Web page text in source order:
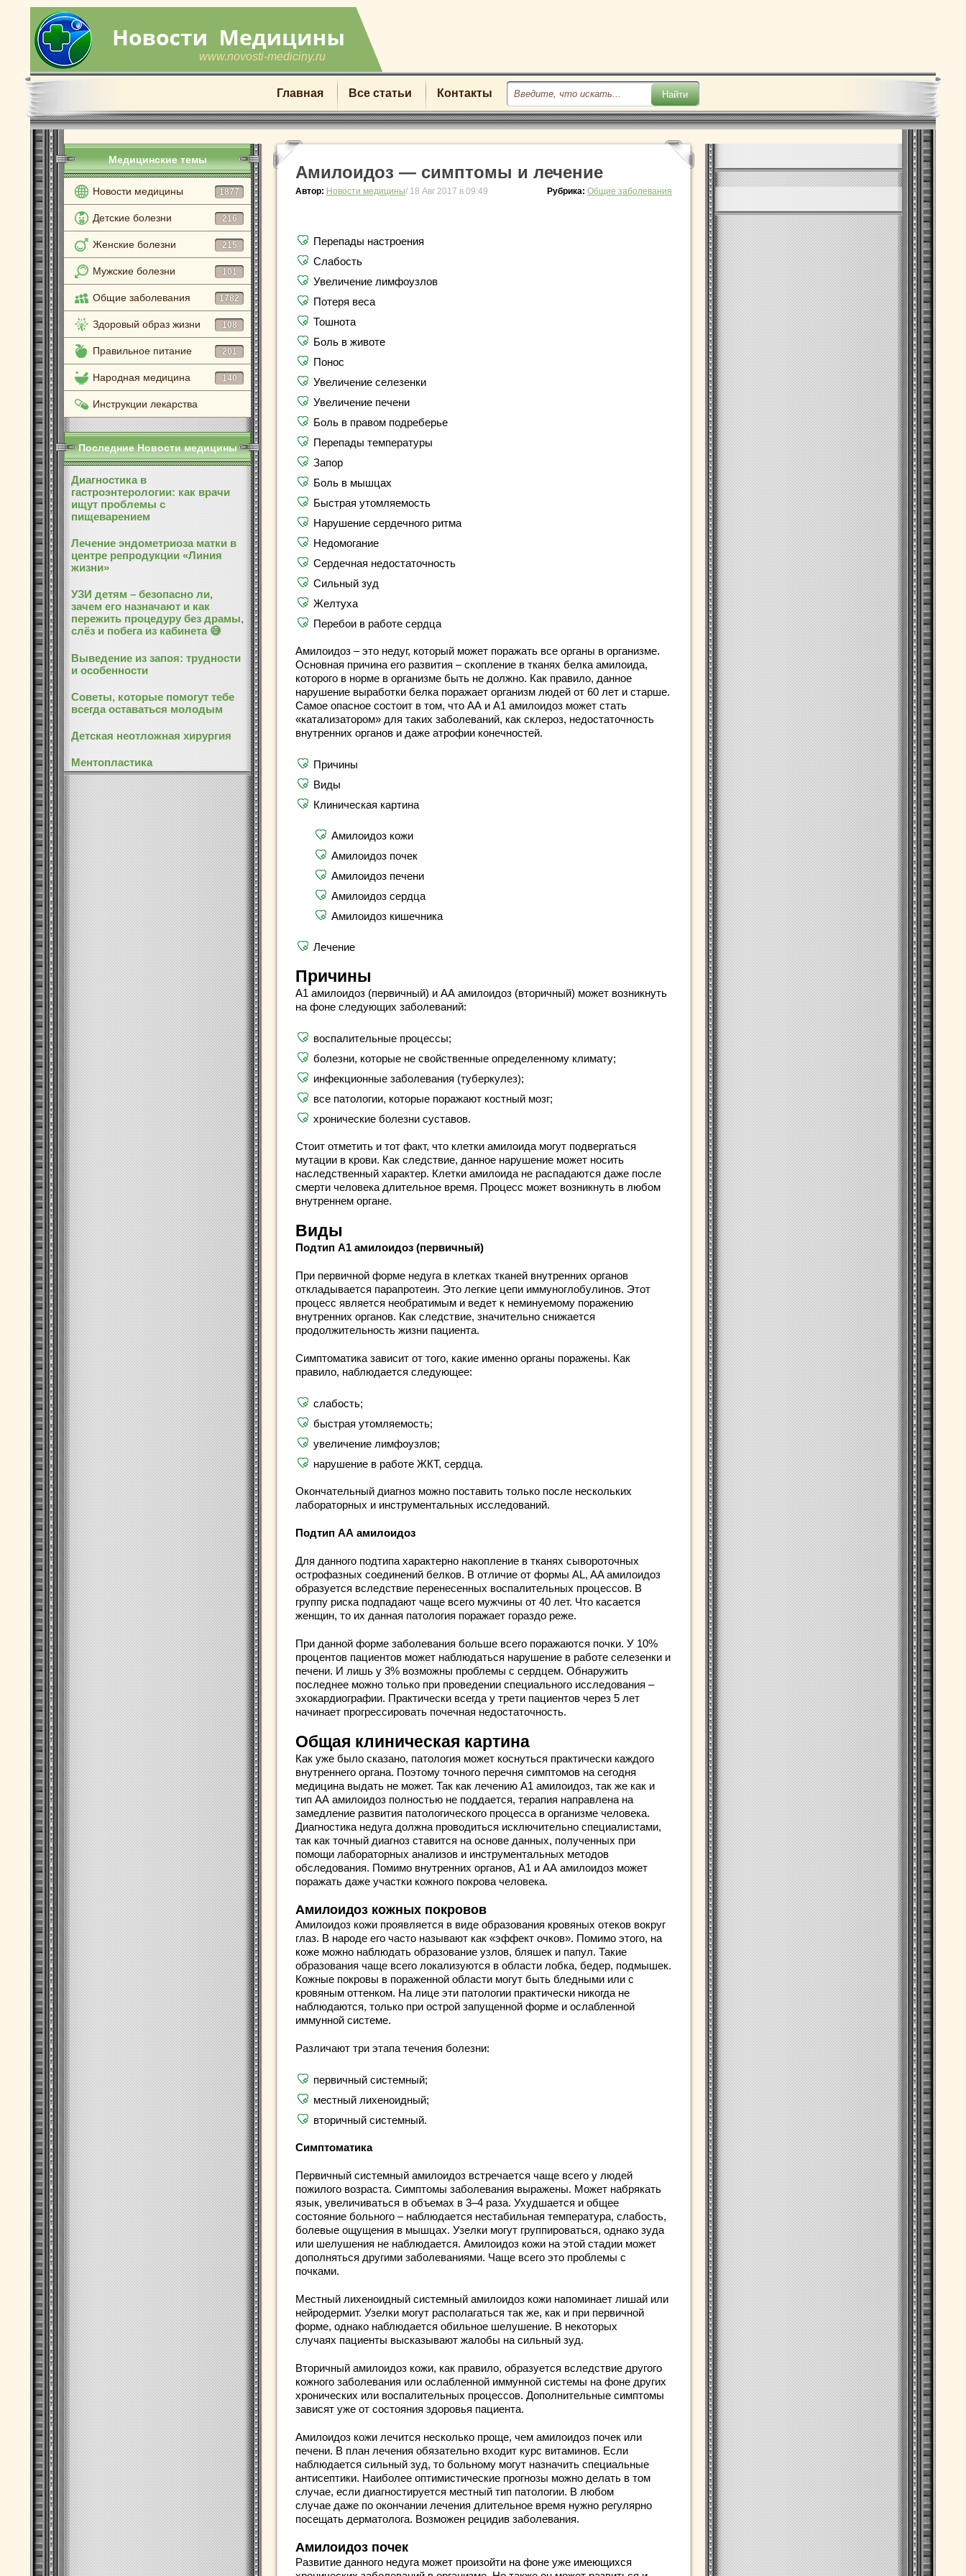
www.novosti-mediciny.ru
Главная Все статьи Контакты
Медицинские темы
Новости медицины 1877
Детские болезни 216
Женские болезни 215
Мужские болезни 101
Общие заболевания 1782
Здоровый образ жизни 108
Правильное питание 201
Народная медицина 140
Инструкции лекарства
Последние Новости медицины
Диагностика в
гастроэнтерологии: как врачи
ищут проблемы с
пищеварением
Лечение эндометриоза матки в
центре репродукции «Линия
жизни»
УЗИ детям – безопасно ли,
зачем его назначают и как
пережить процедуру без драмы,
слёз и побега из кабинета 😅
Выведение из запоя: трудности
и особенности
Советы, которые помогут тебе
всегда оставаться молодым
Детская неотложная хирургия
Ментопластика
Амилоидоз — симптомы и лечение
Автор: Новости медицины/ 18 Авг 2017 в 09:49 Рубрика: Общие заболевания
Перепады настроения
Слабость
Увеличение лимфоузлов
Потеря веса
Тошнота
Боль в животе
Понос
Увеличение селезенки
Увеличение печени
Боль в правом подреберье
Перепады температуры
Запор
Боль в мышцах
Быстрая утомляемость
Нарушение сердечного ритма
Недомогание
Сердечная недостаточность
Сильный зуд
Желтуха
Перебои в работе сердца
Амилоидоз – это недуг, который может поражать все органы в организме.
Основная причина его развития – скопление в тканях белка амилоида,
которого в норме в организме быть не должно. Как правило, данное
нарушение выработки белка поражает организм людей от 60 лет и старше.
Самое опасное состоит в том, что АА и А1 амилоидоз может стать
«катализатором» для таких заболеваний, как склероз, недостаточность
внутренних органов и даже атрофии конечностей.
Причины
Виды
Клиническая картина
Амилоидоз кожи
Амилоидоз почек
Амилоидоз печени
Амилоидоз сердца
Амилоидоз кишечника
Лечение
Причины
А1 амилоидоз (первичный) и АА амилоидоз (вторичный) может возникнуть
на фоне следующих заболеваний:
воспалительные процессы;
болезни, которые не свойственные определенному климату;
инфекционные заболевания (туберкулез);
все патологии, которые поражают костный мозг;
хронические болезни суставов.
Стоит отметить и тот факт, что клетки амилоида могут подвергаться
мутации в крови. Как следствие, данное нарушение может носить
наследственный характер. Клетки амилоида не распадаются даже после
смерти человека длительное время. Процесс может возникнуть в любом
внутреннем органе.
Виды
Подтип А1 амилоидоз (первичный)
При первичной форме недуга в клетках тканей внутренних органов
откладывается парапротеин. Это легкие цепи иммуноглобулинов. Этот
процесс является необратимым и ведет к неминуемому поражению
внутренних органов. Как следствие, значительно снижается
продолжительность жизни пациента.
Симптоматика зависит от того, какие именно органы поражены. Как
правило, наблюдается следующее:
слабость;
быстрая утомляемость;
увеличение лимфоузлов;
нарушение в работе ЖКТ, сердца.
Окончательный диагноз можно поставить только после нескольких
лабораторных и инструментальных исследований.
Подтип АА амилоидоз
Для данного подтипа характерно накопление в тканях сывороточных
острофазных соединений белков. В отличие от формы AL, AA амилоидоз
образуется вследствие перенесенных воспалительных процессов. В
группу риска подпадают чаще всего мужчины от 40 лет. Что касается
женщин, то их данная патология поражает гораздо реже.
При данной форме заболевания больше всего поражаются почки. У 10%
процентов пациентов может наблюдаться нарушение в работе селезенки и
печени. И лишь у 3% возможны проблемы с сердцем. Обнаружить
последнее можно только при проведении специального исследования –
эхокардиографии. Практически всегда у трети пациентов через 5 лет
начинает прогрессировать почечная недостаточность.
Общая клиническая картина
Как уже было сказано, патология может коснуться практически каждого
внутреннего органа. Поэтому точного перечня симптомов на сегодня
медицина выдать не может. Так как лечению А1 амилоидоз, так же как и
тип АА амилоидоз полностью не поддается, терапия направлена на
замедление развития патологического процесса в организме человека.
Диагностика недуга должна проводиться исключительно специалистами,
так как точный диагноз ставится на основе данных, полученных при
помощи лабораторных анализов и инструментальных методов
обследования. Помимо внутренних органов, А1 и АА амилоидоз может
поражать даже участки кожного покрова человека.
Амилоидоз кожных покровов
Амилоидоз кожи проявляется в виде образования кровяных отеков вокруг
глаз. В народе его часто называют как «эффект очков». Помимо этого, на
коже можно наблюдать образование узлов, бляшек и папул. Такие
образования чаще всего локализуются в области лобка, бедер, подмышек.
Кожные покровы в пораженной области могут быть бледными или с
кровяным оттенком. На лице эти патологии практически никогда не
наблюдаются, только при острой запущенной форме и ослабленной
иммунной системе.
Различают три этапа течения болезни:
первичный системный;
местный лихеноидный;
вторичный системный.
Симптоматика
Первичный системный амилоидоз встречается чаще всего у людей
пожилого возраста. Симптомы заболевания выражены. Может набрякать
язык, увеличиваться в объемах в 3–4 раза. Ухудшается и общее
состояние больного – наблюдается нестабильная температура, слабость,
болевые ощущения в мышцах. Узелки могут группироваться, однако зуда
или шелушения не наблюдается. Амилоидоз кожи на этой стадии может
дополняться другими заболеваниями. Чаще всего это проблемы с
почками.
Местный лихеноидный системный амилоидоз кожи напоминает лишай или
нейродермит. Узелки могут располагаться так же, как и при первичной
форме, однако наблюдается обильное шелушение. В некоторых
случаях пациенты высказывают жалобы на сильный зуд.
Вторичный амилоидоз кожи, как правило, образуется вследствие другого
кожного заболевания или ослабленной иммунной системы на фоне других
хронических или воспалительных процессов. Дополнительные симптомы
зависят уже от состояния здоровья пациента.
Амилоидоз кожи лечится несколько проще, чем амилоидоз почек или
печени. В план лечения обязательно входит курс витаминов. Если
наблюдается сильный зуд, то больному могут назначить специальные
антисептики. Наиболее оптимистические прогнозы можно делать в том
случае, если диагностируется местный тип патологии. В любом
случае даже по окончании лечения длительное время нужно регулярно
посещать дерматолога. Возможен рецидив заболевания.
Амилоидоз почек
Развитие данного недуга может произойти на фоне уже имеющихся